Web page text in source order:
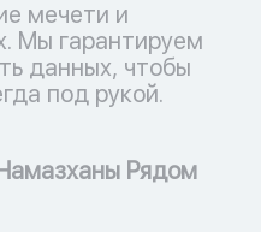
мечети и
Мы гарантируем
данных, чтобы
под рукой.
Рядом